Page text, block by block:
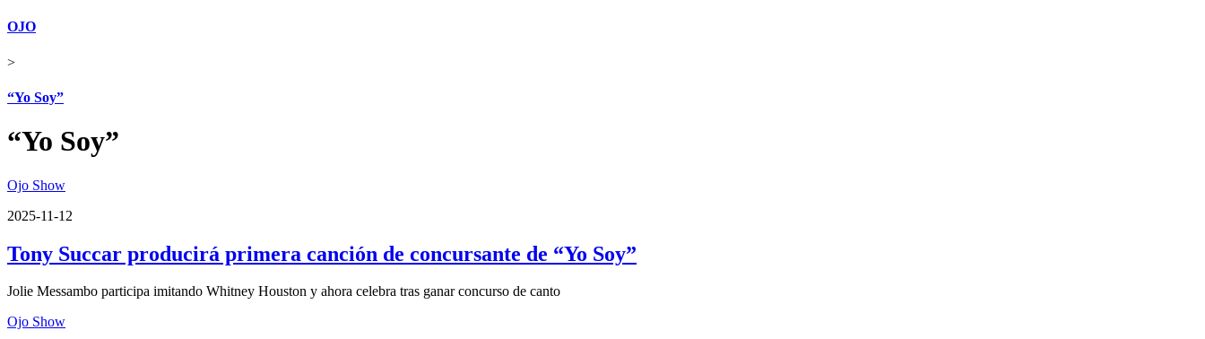
OJO
>
“Yo Soy”
“Yo Soy”
Ojo Show
2025-11-12
Tony Succar producirá primera canción de concursante de “Yo Soy”
Jolie Messambo participa imitando Whitney Houston y ahora celebra tras ganar concurso de canto
Ojo Show